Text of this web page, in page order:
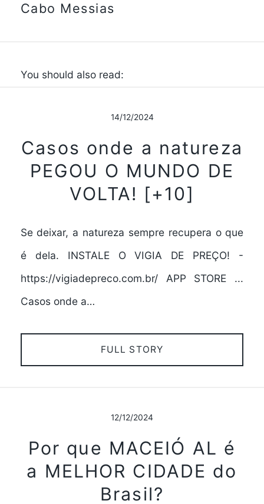
Cabo Messias
You should also read:
14/12/2024
Casos onde a natureza
PEGOU O MUNDO DE
VOLTA! [+10]
Se deixar, a natureza sempre recupera o que
é dela. INSTALE O VIGIA DE PREÇO! -
https://vigiadepreco.com.br/ APP STORE ...
Casos onde a…
FULL STORY
12/12/2024
Por que MACEIÓ AL é
a MELHOR CIDADE do
Brasil?